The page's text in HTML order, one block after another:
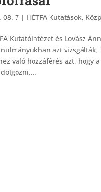
08. 7 | HÉTFA Kutatások,
Kutatóintézet és Lovász
azt vizsgálták,
való hozzáférés azt, hogy